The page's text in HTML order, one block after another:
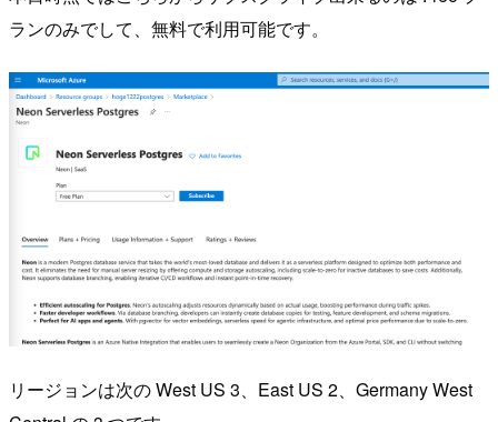
ランのみでして、無料で利用可能です。
リージョンは次の West US 3、East US 2、Germany West